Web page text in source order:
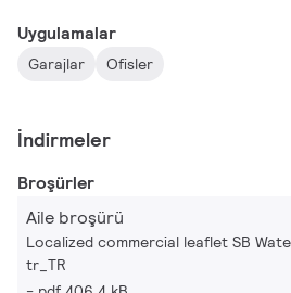
Uygulamalar
Garajlar Ofisler
İndirmeler
Broşürler
Aile broşürü
Localized commercial leaflet SB
tr_TR